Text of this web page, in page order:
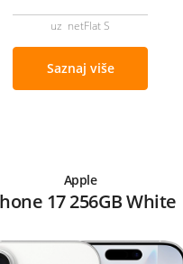
uz netFlat S
Saznaj više
Apple
17 256GB White